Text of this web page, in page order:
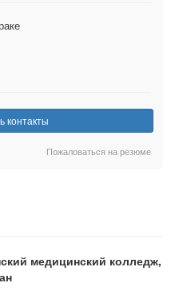
контакты
Пожаловаться на резюме
медицинский колледж,